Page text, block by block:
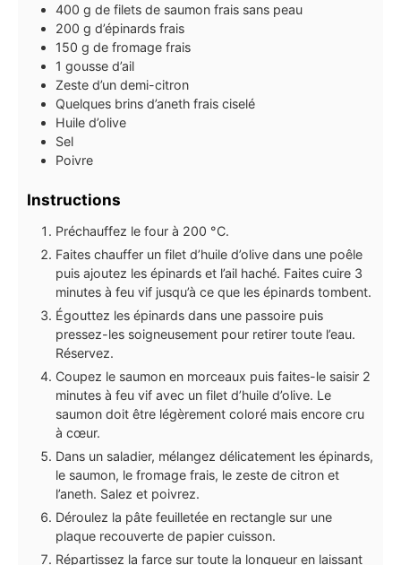
400 g de filets de saumon frais sans peau
200 g d’épinards frais
150 g de fromage frais
1 gousse d’ail
Zeste d’un demi-citron
Quelques brins d’aneth frais ciselé
Huile d’olive
Sel
Poivre
Instructions
Préchauffez le four à 200 °C.
Faites chauffer un filet d’huile d’olive dans une poêle
puis ajoutez les épinards et l’ail haché. Faites cuire 3
minutes à feu vif jusqu’à ce que les épinards tombent.
Égouttez les épinards dans une passoire puis
pressez-les soigneusement pour retirer toute l’eau.
Réservez.
Coupez le saumon en morceaux puis faites-le saisir 2
minutes à feu vif avec un filet d’huile d’olive. Le
saumon doit être légèrement coloré mais encore cru
à cœur.
Dans un saladier, mélangez délicatement les épinards,
le saumon, le fromage frais, le zeste de citron et
l’aneth. Salez et poivrez.
Déroulez la pâte feuilletée en rectangle sur une
plaque recouverte de papier cuisson.
Répartissez la farce sur toute la longueur en laissant